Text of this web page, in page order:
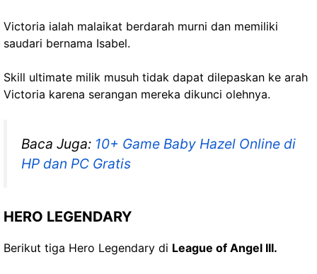
Victoria ialah malaikat berdarah murni dan memiliki
saudari bernama Isabel.
Skill ultimate milik musuh tidak dapat dilepaskan ke arah
Victoria karena serangan mereka dikunci olehnya.
Baca Juga: 10+ Game Baby Hazel Online di
HP dan PC Gratis
HERO LEGENDARY
Berikut tiga Hero Legendary di League of Angel III.